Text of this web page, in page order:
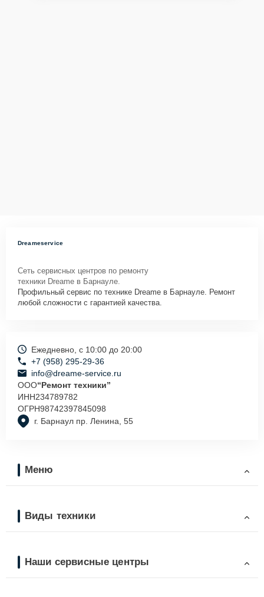
Dreameservice
Сеть сервисных центров по ремонту
техники Dreame в Барнауле.
Профильный сервис по технике Dreame в Барнауле. Ремонт
любой сложности с гарантией качества.
г. Барнаул пр. Ленина, 55
Ежедневно, с 10:00 до 20:00
+7 (958) 295-29-36
info@dreame-service.ru
ООО“Ремонт техники”
ИНН234789782
ОГРН98742397845098
Меню
Виды техники
Наши сервисные центры